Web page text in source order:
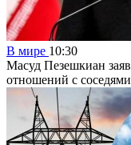
В мире 10:30
Масуд Пезешкиан
отношений с соседями